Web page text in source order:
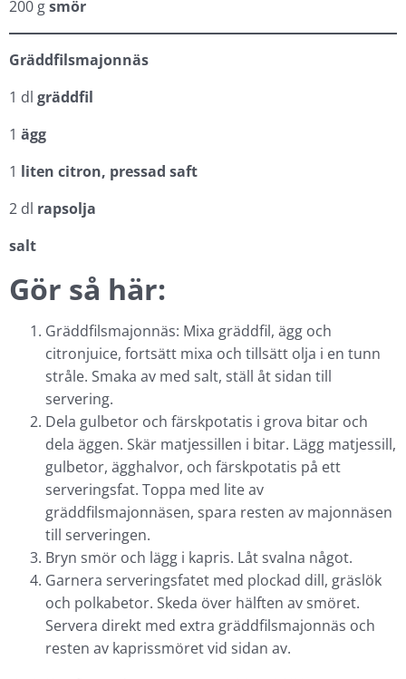
200 gsmör
Gräddfilsmajonnäs
1 dl gräddfil
1 ägg
1 liten citron, pressad saft
2 dl rapsolja
salt
Gör så här:
Gräddfilsmajonnäs: Mixa gräddfil, ägg och
citronjuice, fortsätt mixa och tillsätt olja i en tunn
stråle. Smaka av med salt, ställ åt sidan till
servering.
Dela gulbetor och färskpotatis i grova bitar och
dela äggen. Skär matjessillen i bitar. Lägg matjessill,
gulbetor, ägghalvor, och färskpotatis på ett
serveringsfat. Toppa med lite av
gräddfilsmajonnäsen, spara resten av majonnäsen
till serveringen.
Bryn smör och lägg i kapris. Låt svalna något.
Garnera serveringsfatet med plockad dill, gräslök
och polkabetor. Skeda över hälften av smöret.
Servera direkt med extra gräddfilsmajonnäs och
resten av kaprissmöret vid sidan av.